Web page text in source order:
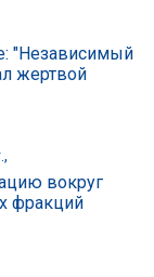
"Независимый
жертвой
вокруг
фракций